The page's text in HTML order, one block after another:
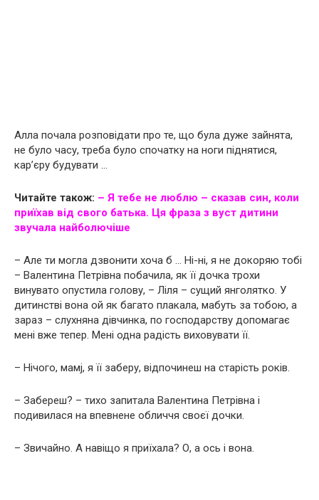
Алла почала розповідати про те, що була дуже зайнята,
не було часу, треба було спочатку на ноги піднятися,
кар’єру будувати …
Читайте також: – Я тебе не люблю – сказав син, коли
приїхав від свого батька. Ця фраза з вуст дитини
звучала нaйбoлючiше
– Але ти могла дзвонити хоча б … Ні-ні, я не докоряю тобі
– Валентина Петрівна побачила, як її дочка трохи
винувато опустила голову, – Ліля – сущий янголятко. У
дитинстві вона ой як багато плакала, мабуть за тобою, а
зараз – слухняна дівчинка, по господарству допомагає
мені вже тепер. Мені одна радість виховувати її.
– Нічого, мамj, я її заберу, відпочинеш на старість років.
– Забереш? – тихо запитала Валентина Петрівна і
подивилася на впевнене обличчя своєї дочки.
– Звичайно. А навіщо я приїхала? О, а ось і вона.